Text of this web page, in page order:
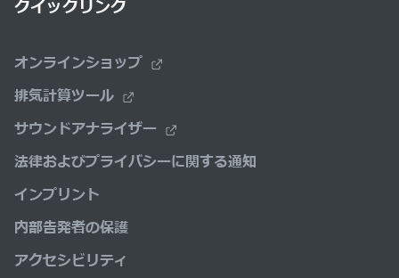
クイックリンク
オンラインショップ
排気計算ツール
サウンドアナライザー
法律およびプライバシーに関する通知
インプリント
内部告発者の保護
アクセシビリティ